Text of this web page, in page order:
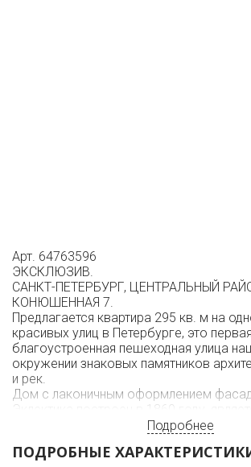
Арт. 64763596
ЭКСКЛЮЗИВ.
САНКТ-ПЕТЕРБУРГ, ЦЕНТРАЛЬНЫЙ
КОНЮШЕННАЯ 7.
Предлагается квартира 295 кв. м на
красивых улиц в Петербурге, это первая
благоустроенная пешеходная улица
окружении знаковых памятников
и рек.
Дом с лаконичным оформлением
Эклектика построен в 1860 году,
ансамбля зданий Немецкой
Планировка:
Подробнее
ПОДРОБНЫЕ